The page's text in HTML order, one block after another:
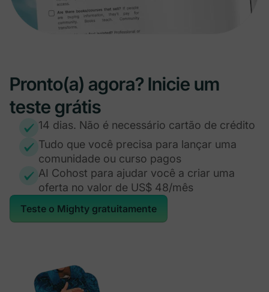
Pronto(a) agora? Inicie um
teste grátis
14 dias. Não é necessário cartão de crédito
Tudo que você precisa para lançar uma
comunidade ou curso pagos
AI Cohost para ajudar você a criar uma
oferta no valor de US$ 48/mês
Teste o Mighty gratuitamente